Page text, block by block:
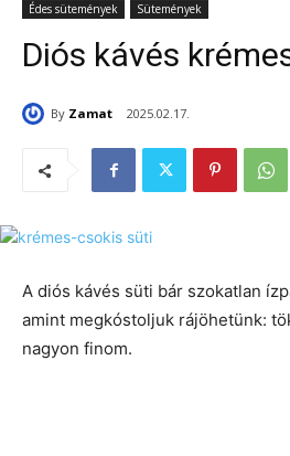
Édes sütemények Sütemények
Diós kávés
By Zamat 2025.02.17.
A diós kávés süti bár szokatlan
amint megkóstoljuk rájöhetünk:
nagyon finom.